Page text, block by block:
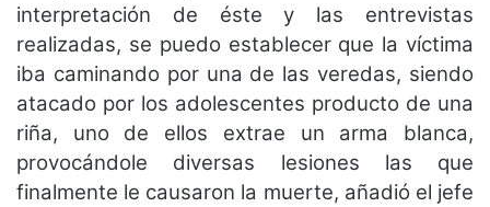
interpretación de éste y las entrevistas
realizadas, se puedo establecer que la víctima
iba caminando por una de las veredas, siendo
atacado por los adolescentes producto de una
riña, uno de ellos extrae un arma blanca,
provocándole diversas lesiones las que
finalmente le causaron la muerte, añadió el jefe